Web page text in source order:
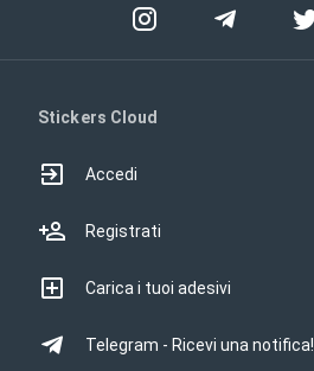
Stickers Cloud
Accedi
Registrati
Carica i tuoi adesivi
Telegram - Ricevi una notifica!